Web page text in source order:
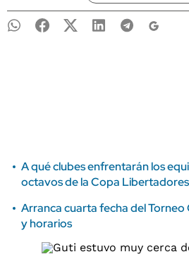
A qué clubes enfrentarán los
octavos de la Copa Libertadores
Arranca cuarta fecha del
y horarios